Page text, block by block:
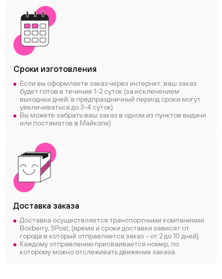
Сроки изготовления
Если вы оформляете заказ через интернет, ваш заказ
будет готов в течение 1-2 суток (за исключением
выходных дней, в предпраздничный период сроки могут
увеличиваться до 3-4 суток)
Вы можете забрать ваш заказ в одном из пунктов выдачи
или постаматов в Майкопе)
Доставка заказа
Доставка осуществляется транспортными компаниями
Boxberry, 5Post, (время и сроки доставки зависят от
города в который отправляется заказ - от 2 до 10 дней)
Каждому отправлению присваивается номер, по
которому можно отслеживать движение заказа.